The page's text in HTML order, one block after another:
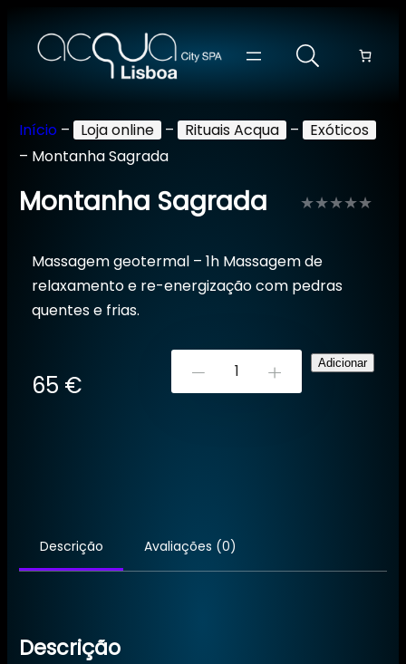
Início – Loja online – Rituais Acqua –
Exóticos
– Montanha Sagrada
Montanha Sagrada
Massagem geotermal – 1h Massagem de
relaxamento e re-energização com pedras
quentes e frias.
65 €
Quantidade
Adicionar
Descrição Avaliações (0)
Descrição